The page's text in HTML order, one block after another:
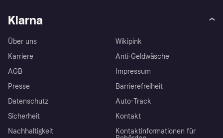
Klarna
Über uns
Karriere
AGB
Presse
Datenschutz
Sicherheit
Nachhaltigkeit
Wikipink
Anti-Geldwäsche
Impressum
Barrierefreiheit
Auto-Track
Kontakt
Kontaktinformationen für